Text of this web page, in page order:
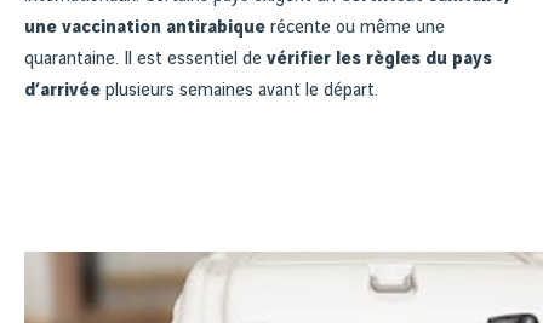
une vaccination antirabique récente ou même une
quarantaine. Il est essentiel de vérifier les règles du pays
d’arrivée plusieurs semaines avant le départ.